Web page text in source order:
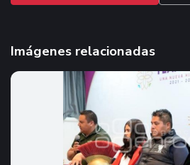
Imágenes relacionadas